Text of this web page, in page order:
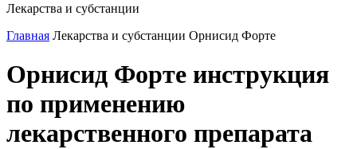
Лекарства и субстанции
Главная Лекарства и субстанции Орнисид Форте
Орнисид Форте инструкция
по применению
лекарственного препарата